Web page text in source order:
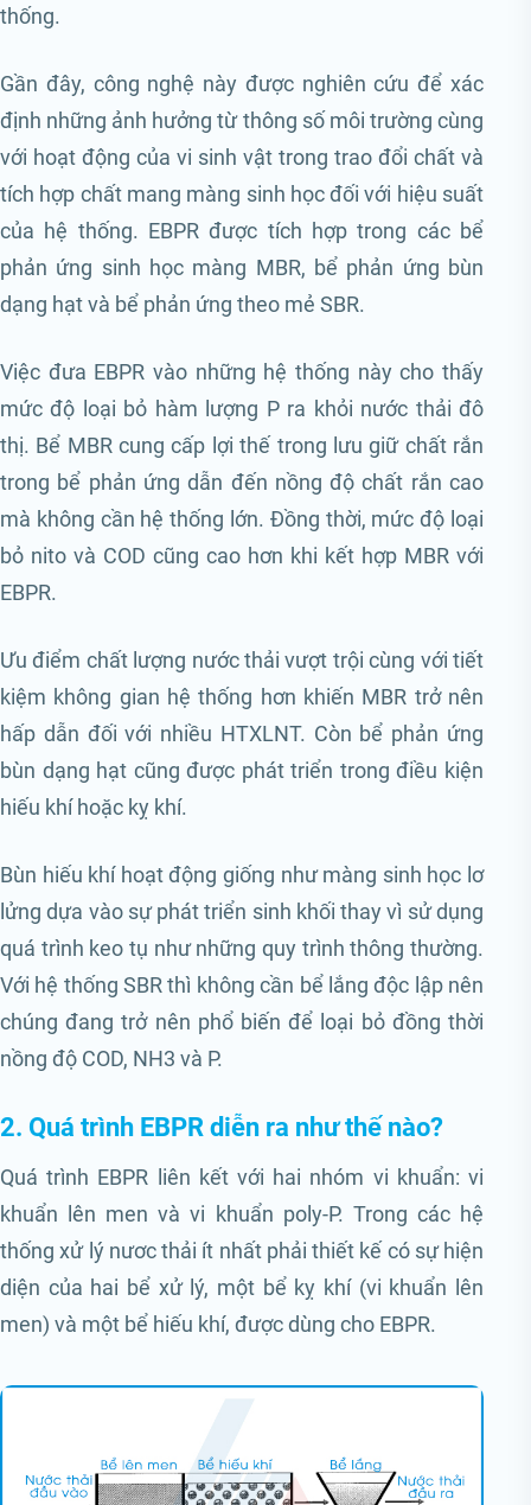
thống.
Gần đây, công nghệ này được nghiên cứu để xác
định những ảnh hưởng từ thông số môi trường cùng
với hoạt động của vi sinh vật trong trao đổi chất và
tích hợp chất mang màng sinh học đối với hiệu suất
của hệ thống. EBPR được tích hợp trong các bể
phản ứng sinh học màng MBR, bể phản ứng bùn
dạng hạt và bể phản ứng theo mẻ SBR.
Việc đưa EBPR vào những hệ thống này cho thấy
mức độ loại bỏ hàm lượng P ra khỏi nước thải đô
thị. Bể MBR cung cấp lợi thế trong lưu giữ chất rắn
trong bể phản ứng dẫn đến nồng độ chất rắn cao
mà không cần hệ thống lớn. Đồng thời, mức độ loại
bỏ nito và COD cũng cao hơn khi kết hợp MBR với
EBPR.
Ưu điểm chất lượng nước thải vượt trội cùng với tiết
kiệm không gian hệ thống hơn khiến MBR trở nên
hấp dẫn đối với nhiều HTXLNT. Còn bể phản ứng
bùn dạng hạt cũng được phát triển trong điều kiện
hiếu khí hoặc kỵ khí.
Bùn hiếu khí hoạt động giống như màng sinh học lơ
lửng dựa vào sự phát triển sinh khối thay vì sử dụng
quá trình keo tụ như những quy trình thông thường.
Với hệ thống SBR thì không cần bể lắng độc lập nên
chúng đang trở nên phổ biến để loại bỏ đồng thời
nồng độ COD, NH3 và P.
2. Quá trình EBPR diễn ra như thế nào?
Quá trình EBPR liên kết với hai nhóm vi khuẩn: vi
khuẩn lên men và vi khuẩn poly-P. Trong các hệ
thống xử lý nươc thải ít nhất phải thiết kế có sự hiện
diện của hai bể xử lý, một bể kỵ khí (vi khuẩn lên
men) và một bể hiếu khí, được dùng cho EBPR.